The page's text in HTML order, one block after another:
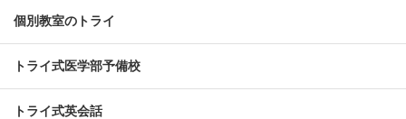
個別教室のトライ
トライ式医学部予備校
トライ式英会話